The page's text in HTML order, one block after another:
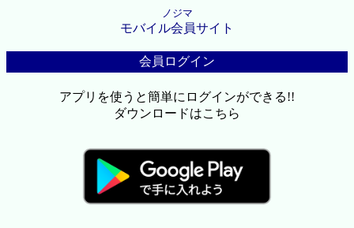
ノジマ
モバイル会員サイト
会員ログイン
アプリを使うと簡単にログインができる!!
ダウンロードはこちら